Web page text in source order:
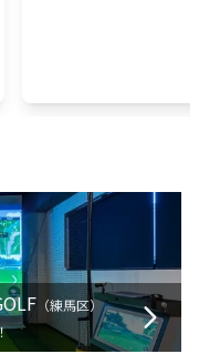
（練馬区）